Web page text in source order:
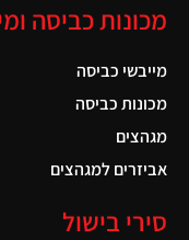
מכונות כביסה
מייבשי כביסה
מכונות כביסה
מגהצים
אביזרים למגהצים
סירי בישול